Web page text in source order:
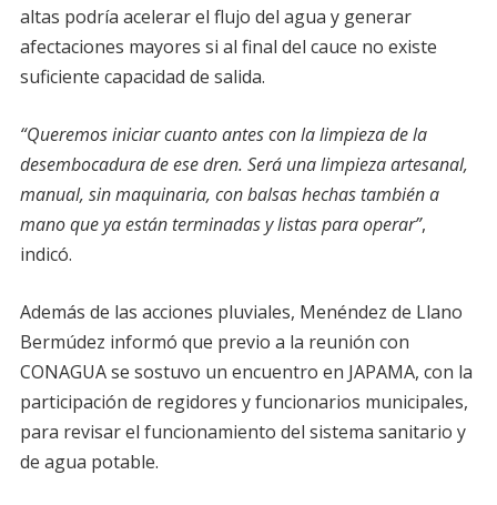
altas podría acelerar el flujo del agua y generar
afectaciones mayores si al final del cauce no existe
suficiente capacidad de salida.
“Queremos iniciar cuanto antes con la limpieza de la
desembocadura de ese dren. Será una limpieza artesanal,
manual, sin maquinaria, con balsas hechas también a
mano que ya están terminadas y listas para operar”,
indicó.
Además de las acciones pluviales, Menéndez de Llano
Bermúdez informó que previo a la reunión con
CONAGUA se sostuvo un encuentro en JAPAMA, con la
participación de regidores y funcionarios municipales,
para revisar el funcionamiento del sistema sanitario y
de agua potable.